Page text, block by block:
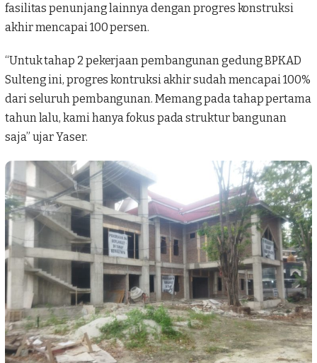
fasilitas penunjang lainnya dengan progres konstruksi
akhir mencapai 100 persen.
“Untuk tahap 2 pekerjaan pembangunan gedungBPKAD
Sultengini, progres kontruksi akhir sudah mencapai 100%
dari seluruh pembangunan. Memang pada tahap pertama
tahun lalu, kami hanya fokus pada struktur bangunan
saja” ujar Yaser.